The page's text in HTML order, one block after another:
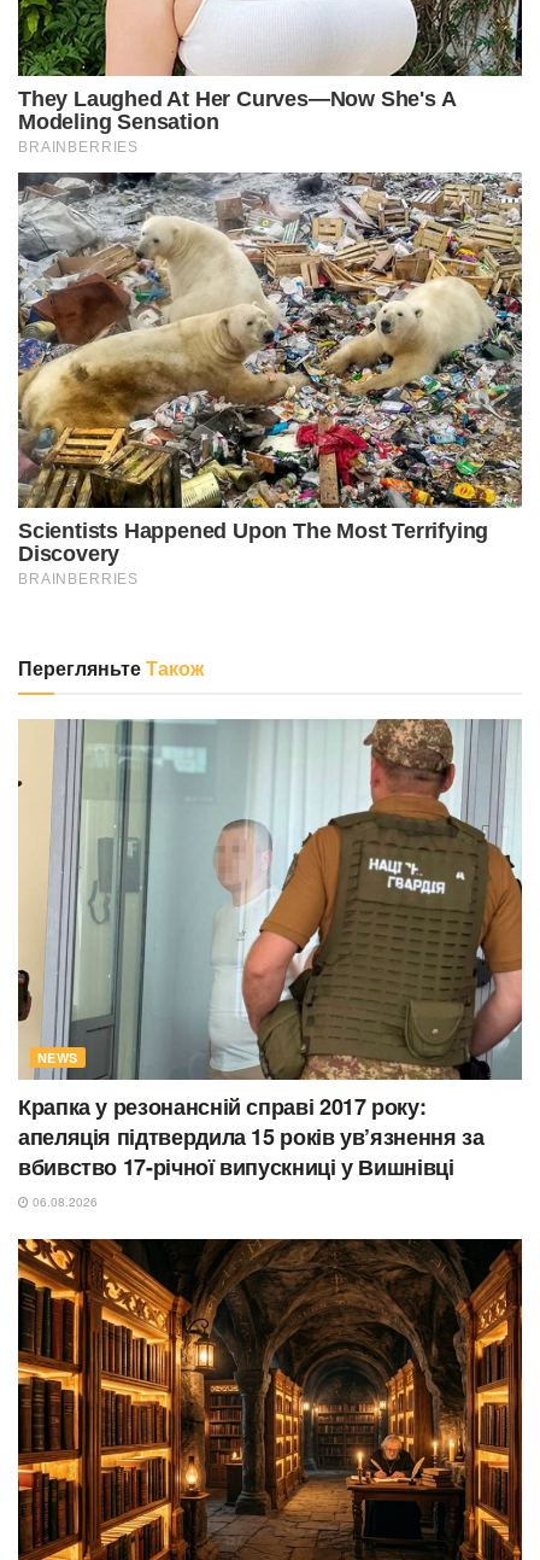
ПерегляньтеТакож
NEWS
Крапка у резонансній справі 2017 року:
апеляція підтвердила 15 років ув’язнення за
вбивство 17-річної випускниці у Вишнівці
06.08.2026